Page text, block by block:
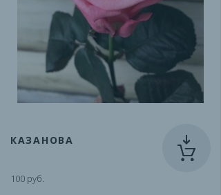
КАЗАНОВА
100 руб.